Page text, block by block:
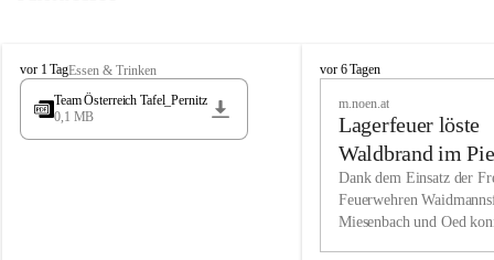
vielfältige Angebot unserer Kulturvereine.
Überzeugen Sie sich selbst, dass Sie in Miesenbach sowie
in den Beherbergungsbetrieben, Gaststätten und urigen
Wir kennen Miesenbach als lebens- und liebenswerten Ort.
Tradition und Innovation werden ebenso groß geschrieben
M
i
s
vor 1 TagEssen & Trinken
Team Österreich Tafel_Pernitz
0,1 MB
M
h
vor 6 Tagen
m.noen.at
Lagerfeuer löste
Waldbrand im
aus
Dank dem Einsatz der
Feuerwehren
Miesenbach und Oed